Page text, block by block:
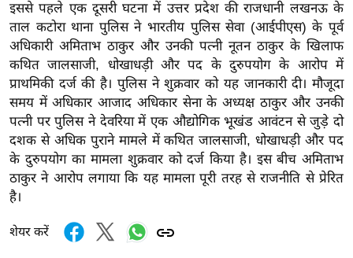
म
नो
रं
ज
न
ज
ग
त
बॉ
ली
ड
इससे पहले एक दूसरी घटना में उत्तर प्रदेश की राजधानी लखनऊ के
ताल कटोरा थाना पुलिस ने भारतीय पुलिस सेवा (आईपीएस) के पूर्व
अधिकारी अमिताभ ठाकुर और उनकी पत्नी नूतन ठाकुर के खिलाफ
कथित जालसाजी, धोखाधड़ी और पद के दुरुपयोग के आरोप में
प्राथमिकी दर्ज की है। पुलिस ने शुक्रवार को यह जानकारी दी। मौजूदा
समय में अधिकार आजाद अधिकार सेना के अध्यक्ष ठाकुर और उनकी
पत्नी पर पुलिस ने देवरिया में एक औद्योगिक भूखंड आवंटन से जुड़े दो
दशक से अधिक पुराने मामले में कथित जालसाजी, धोखाधड़ी और पद
के दुरुपयोग का मामला शुक्रवार को दर्ज किया है। इस बीच अमिताभ
ठाकुर ने आरोप लगाया कि यह मामला पूरी तरह से राजनीति से प्रेरित
है।
शेयर करें